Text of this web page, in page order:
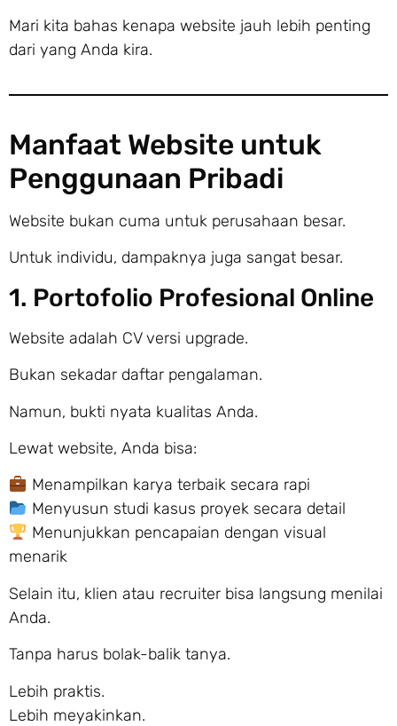
Mari kita bahas kenapa website jauh lebih penting
dari yang Anda kira.
Manfaat Website untuk
Penggunaan Pribadi
Website bukan cuma untuk perusahaan besar.
Untuk individu, dampaknya juga sangat besar.
1. Portofolio Profesional Online
Website adalah CV versi upgrade.
Bukan sekadar daftar pengalaman.
Namun, bukti nyata kualitas Anda.
Lewat website, Anda bisa:
Menampilkan karya terbaik secara rapi
Menyusun studi kasus proyek secara detail
Menunjukkan pencapaian dengan visual
menarik
Selain itu, klien atau recruiter bisa langsung menilai
Anda.
Tanpa harus bolak-balik tanya.
Lebih praktis.
Lebih meyakinkan.